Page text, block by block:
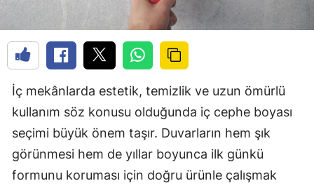
İç mekânlarda estetik, temizlik ve uzun ömürlü
kullanım söz konusu olduğunda iç cephe boyası
seçimi büyük önem taşır. Duvarların hem şık
görünmesi hem de yıllar boyunca ilk günkü
formunu koruması için doğru ürünle çalışmak